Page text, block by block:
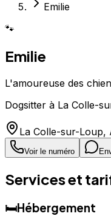
Emilie
🐾
Emilie
L'amoureuse des
Dogsitter à La Colle-
La Colle-sur-Loup,
Voir le numéro
Services et
🛏️Hébergement